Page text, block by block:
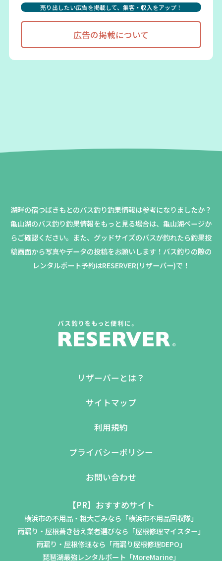
売り出したい広告を掲載して、集客・収入をアップ！
広告の掲載について
湖畔の宿つばきもとのバス釣り釣果情報は参考になりましたか？
亀山湖のバス釣り釣果情報をもっと見る場合は、亀山湖ページか
らご確認ください。 また、グッドサイズのバスが釣れたら釣果投
稿画面から写真やデータの投稿をお願いします！バス釣りの際の
レンタルボート予約はRESERVER(リザーバー)で！
リザーバーとは？
サイトマップ
利用規約
プライバシーポリシー
お問い合わせ
【PR】おすすめサイト
横浜市の不用品・粗大ごみなら「横浜市不用品回収隊」
雨漏り・屋根葺き替え業者選びなら「屋根修理マイスター」
雨漏り・屋根修理なら「雨漏り屋根修理DEPO」
琵琶湖最強レンタルボート「MoreMarine」